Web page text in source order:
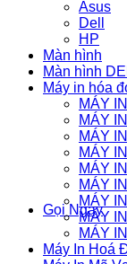
Gọi Ngay
Asus
Dell
HP
Màn hình
Màn hình
Máy in hóa
MÁY
MÁY
MÁY
MÁY
MÁY
MÁY
MÁY
MÁY
MÁY
Máy In Hoá